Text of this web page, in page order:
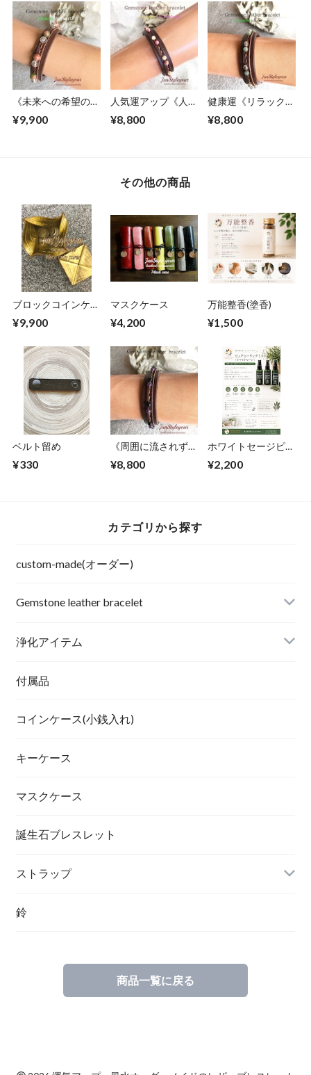
ヘマタイト
《未来への希望の
晶
¥9,900
人気運アップ《人脈
ト/ロードナイト
¥8,800
健康運《リラックス
ュリン/水晶
¥8,800
その他の商品
ブロックコインケー
¥9,900
マスクケース
¥4,200
万能整香(塗香)
¥1,500
ベルト留め
¥330
《周囲に流されず確
方に》アメジスト/
¥8,800
ホワイトセージピュ
¥2,200
カテゴリから探す
custom-made(オーダー)
Gemstone leather bracelet
浄化アイテム
付属品
コインケース(小銭入れ)
キーケース
マスクケース
誕生石ブレスレット
ストラップ
鈴
商品一覧に戻る